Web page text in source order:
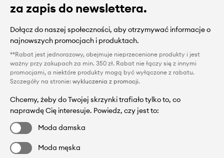
za zapis do newslettera.
Dołącz do naszej społeczności, aby otrzymywać informacje o
najnowszych promocjach i produktach.
**Rabat jest jednorazowy, obejmuje nieprzecenione produkty i jest
ważny przy zakupach za min. 350 zł. Rabat nie łączy się z innymi
promocjami, a niektóre produkty mogą być wyłączone z rabatu.
Szczegóły na stronie: wykluczenia z promocji.
Chcemy, żeby do Twojej skrzynki trafiało tylko to, co
naprawdę Cię interesuje. Powiedz, czy jest to:
Moda damska
Moda męska